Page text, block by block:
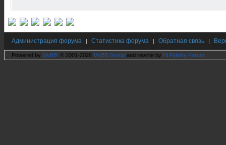
Администрация форума | Статистика форума | Обратная связь |
Powered by MyBB , © 2001-2026 MyBB Group and rewrite by Hi Fidelity Forum